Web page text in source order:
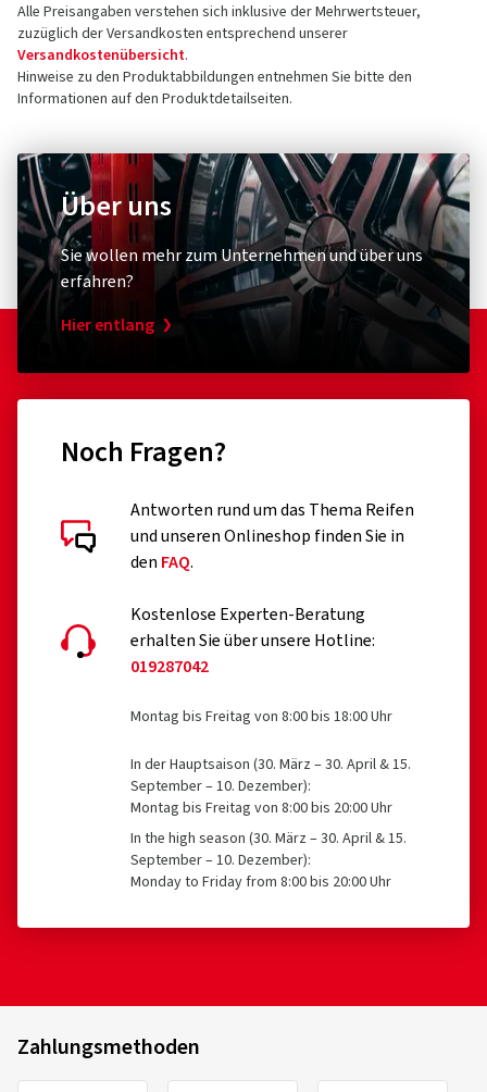
Alle Preisangaben verstehen sich inklusive der Mehrwertsteuer,
zuzüglich der Versandkosten entsprechend unserer
Versandkostenübersicht.
Hinweise zu den Produktabbildungen entnehmen Sie bitte den
Informationen auf den Produktdetailseiten.
Über uns
Sie wollen mehr zum Unternehmen und über uns
erfahren?
Hier entlang
Noch Fragen?
Antworten rund um das Thema Reifen
und unseren Onlineshop finden Sie in
den FAQ.
Kostenlose Experten-Beratung
erhalten Sie über unsere Hotline:
019287042
Montag bis Freitag von 8:00 bis 18:00 Uhr
In der Hauptsaison (30. März – 30. April & 15.
September – 10. Dezember):
Montag bis Freitag von 8:00 bis 20:00 Uhr
In the high season (30. März – 30. April & 15.
September – 10. Dezember):
Monday to Friday from 8:00 bis 20:00 Uhr
Zahlungsmethoden